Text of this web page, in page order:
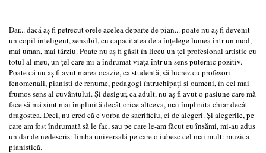
Dar... dacă aş fi petrecut orele acelea departe de pian... poate nu aş fi devenit
un copil inteligent, sensibil, cu capacitatea de a înţelege lumea într-un mod,
mai uman, mai târziu. Poate nu aş fi găsit în liceu un ţel profesional artistic cu
totul al meu, un ţel care mi-a îndrumat viaţa într-un sens puternic pozitiv.
Poate că nu aş fi avut marea ocazie, ca studentă, să lucrez cu profesori
fenomenali, pianişti de renume, pedagogi întruchipaţi şi oameni, în cel mai
frumos sens al cuvântului. Şi desigur, ca adult, nu aş fi avut o pasiune care mă
face să mă simt mai împlinită decât orice altceva, mai împlinită chiar decât
dragostea. Deci, nu cred că e vorba de sacrificiu, ci de alegeri. Şi alegerile, pe
care am fost îndrumată să le fac, sau pe care le-am făcut eu însămi, mi-au adus
un dar de nedescris: limba universală pe care o iubesc cel mai mult: muzica
pianistică.